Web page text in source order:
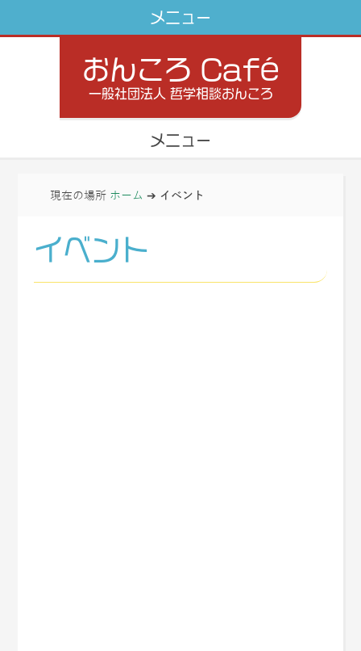
おんころ Café
一般社団法人 哲学相談おんころ
現在の場所 ホーム ➔ イベント
イベント